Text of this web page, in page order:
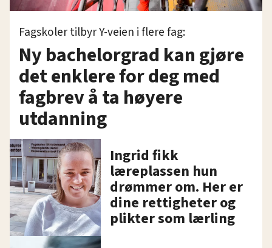
Fagskoler tilbyr Y-veien i flere fag:
Ny bachelorgrad kan gjøre
det enklere for deg med
fagbrev å ta høyere
utdanning
Ingrid fikk
læreplassen hun
drømmer om. Her er
dine rettigheter og
plikter som lærling